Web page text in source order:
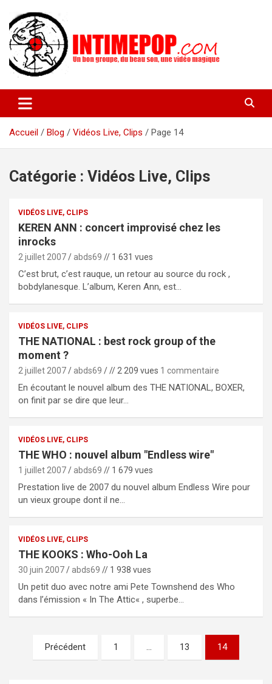
contenu
intimepop.com
actuelles pop rock, post-rock, indé sur Lyon. rock pop concert
lyon
Accueil
Blog Vidéos Live, Clips Page 14
Catégorie : Vidéos Live, Clips
VIDÉOS LIVE, CLIPS
KEREN ANN : concert improvisé chez les
inrocks
2 juillet 2007 abds69 // 1 631 vues
C’est brut, c’est rauque, un retour au source du rock ,
bobdylanesque. L’album, Keren Ann, est…
VIDÉOS LIVE, CLIPS
THE NATIONAL : best rock group of the
moment ?
2 juillet 2007 abds69 // 2 209 vues 1 commentaire
En écoutant le nouvel album des THE NATIONAL, BOXER,
on finit par se dire que leur…
VIDÉOS LIVE, CLIPS
THE WHO : nouvel album "Endless wire"
1 juillet 2007 abds69 // 1 679 vues
Prestation live de 2007 du nouvel album Endless Wire pour
un vieux groupe dont il ne…
VIDÉOS LIVE, CLIPS
THE KOOKS : Who-Ooh La
30 juin 2007 abds69 // 1 938 vues
Un petit duo avec notre ami Pete Townshend des Who
dans l’émission « In The Attic« , superbe…
Pagination
des
Précédent 1 … 13 14